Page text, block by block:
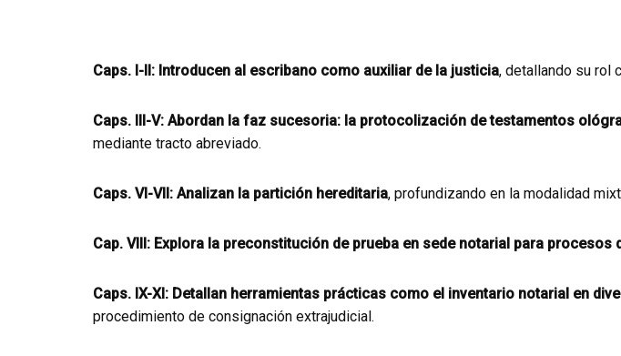
Caps. I-II: Introducen al escribano como auxiliar de la justicia, detallando su rol
Caps. III-V: Abordan la faz sucesoria: la protocolización de testamentos
mediante tracto abreviado.
Caps. VI-VII: Analizan la partición hereditaria, profundizando en la modalidad
Cap. VIII: Explora la preconstitución de prueba en sede notarial para
Caps. IX-XI: Detallan herramientas prácticas como el inventario notarial en
procedimiento de consignación extrajudicial.